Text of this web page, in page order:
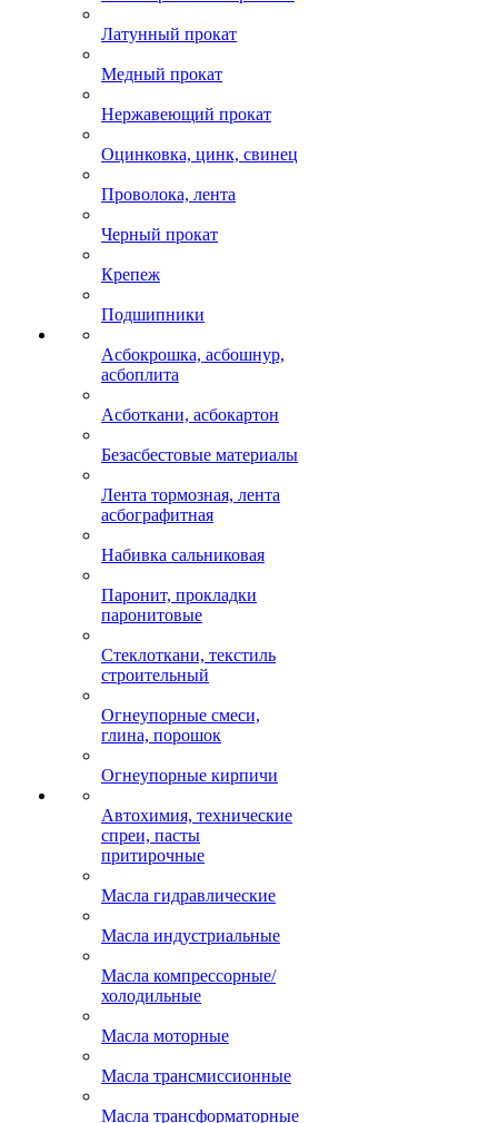
Латунный прокат
Медный прокат
Нержавеющий прокат
Оцинковка, цинк, свинец
Проволока, лента
Черный прокат
Крепеж
Подшипники
Асбокрошка, асбошнур,
асбоплита
Асботкани, асбокартон
Безасбестовые материалы
Лента тормозная, лента
асбографитная
Набивка сальниковая
Паронит, прокладки
паронитовые
Стеклоткани, текстиль
строительный
Огнеупорные смеси,
глина, порошок
Огнеупорные кирпичи
Автохимия, технические
спреи, пасты
притирочные
Масла гидравлические
Масла индустриальные
Масла компрессорные/
холодильные
Масла моторные
Масла трансмиссионные
Масла трансформаторные